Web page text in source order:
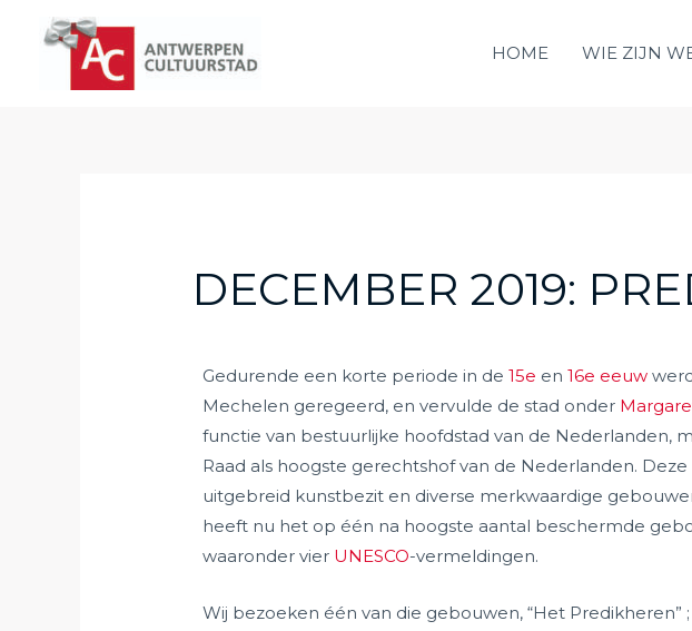
HOME WIE ZIJN
DECEMBER 2019:
Gedurende een korte periode in de15e en16e eeuw
Mechelen geregeerd, en vervulde de stad onder
functie van bestuurlijke hoofdstad van de Nederlanden,
Raad als hoogste gerechtshof van de Nederlanden.
uitgebreid kunstbezit en diverse merkwaardige
heeft nu het op één na hoogste aantal beschermde
waaronder vier UNESCO-vermeldingen.
Wij bezoeken één van die gebouwen, “Het Predikheren”